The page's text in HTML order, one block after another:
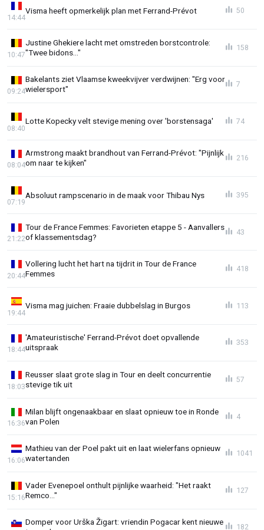
Visma heeft opmerkelijk plan met Ferrand-Prévot
14:44
50
Justine Ghekiere lacht met omstreden borstcontrole:
"Twee bidons..."
10:47
158
Bakelants ziet Vlaamse kweekvijver verdwijnen: "Erg voor
wielersport"
09:24
7
Lotte Kopecky velt stevige mening over 'borstensaga'
08:40
74
Armstrong maakt brandhout van Ferrand-Prévot: "Pijnlijk
om naar te kijken"
08:04
216
Absoluut rampscenario in de maak voor Thibau Nys
07:19
395
Tour de France Femmes: Favorieten etappe 5 - Aanvallers
of klassementsdag?
21:22
43
Vollering lucht het hart na tijdrit in Tour de France
Femmes
20:44
418
Visma mag juichen: Fraaie dubbelslag in Burgos
19:44
113
'Amateuristische' Ferrand-Prévot doet opvallende
uitspraak
18:44
353
Reusser slaat grote slag in Tour en deelt concurrentie
stevige tik uit
18:03
57
Milan blijft ongenaakbaar en slaat opnieuw toe in Ronde
van Polen
16:36
4
Mathieu van der Poel pakt uit en laat wielerfans opnieuw
watertanden
16:06
1041
Vader Evenepoel onthult pijnlijke waarheid: "Het raakt
Remco..."
15:16
127
Domper voor Urška Žigart: vriendin Pogacar kent nieuwe
182